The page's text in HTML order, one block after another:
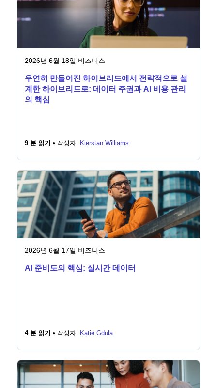
2026년 6월 18일|비즈니스
우연히 만들어진 하이브리드에서 전략적으로 설
계한 하이브리드로: 데이터 주권과 AI 비용 관리
의 핵심
9 분 읽기 • 작성자: Kierstan Williams
2026년 6월 17일|비즈니스
AI 준비도의 핵심: 실시간 데이터
4 분 읽기 • 작성자: Katie Gdula